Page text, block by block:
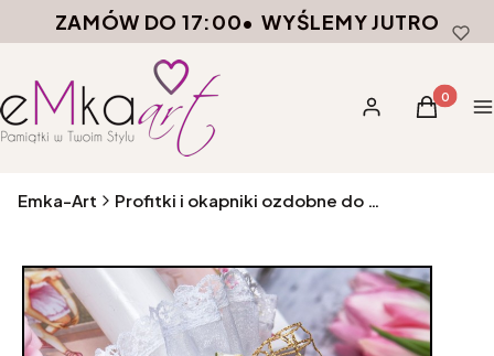
ZAMÓW DO 17:00• WYŚLEMY JUTRO
Zaloguj sięProdukty
Koszyk
Emka-Art Profitki i okapniki ozdobne do świec